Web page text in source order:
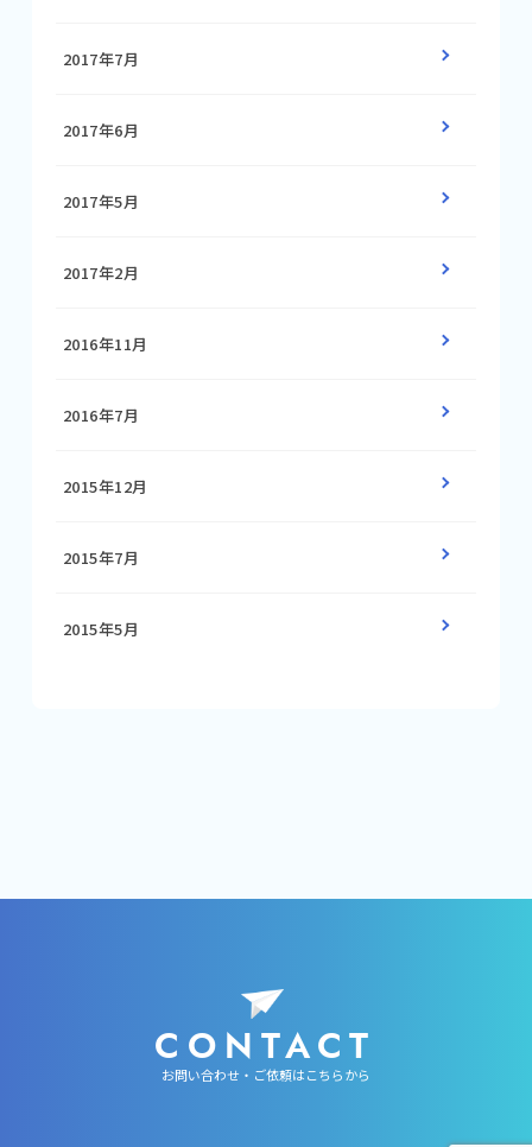
2017年7月
2017年6月
2017年5月
2017年2月
2016年11月
2016年7月
2015年12月
2015年7月
2015年5月
CONTACT
お問い合わせ・ご依頼はこちらから